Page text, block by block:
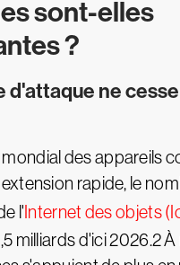
sont-elles
?
d'attaque ne
des appareils
rapide, le
l' Internet des objets
milliards d'ici 2026.2